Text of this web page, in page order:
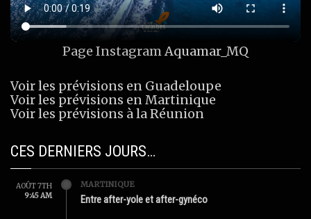
Page InstagramAquamar_MQ
Voir les prévisions en Guadeloupe
Voir les prévisions en Martinique
Voir les prévisions à la Réunion
CES DERNIERS JOURS…
AOÛT 7TH
9:45 AM
MARTINIQUE
Entre after-yole et after-gynéco